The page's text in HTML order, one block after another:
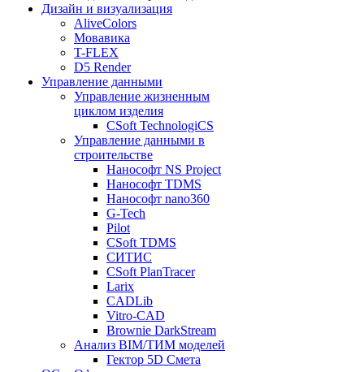
Дизайн и визуализация
AliveColors
Мовавика
T-FLEX
D5 Render
Управление данными
Управление жизненным
циклом изделия
CSoft TechnologiCS
Управление данными в
строительстве
Нанософт NS Project
Нанософт TDMS
Нанософт nano360
G-Tech
Pilot
CSoft TDMS
СИТИС
CSoft PlanTracer
Larix
CADLib
Vitro-CAD
Brownie DarkStream
Анализ BIM/ТИМ моделей
Гектор 5D Смета